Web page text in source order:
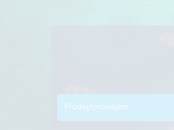
Prodej/pronájem